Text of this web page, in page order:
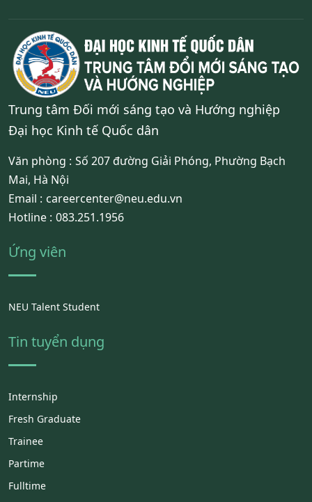
Trung tâm Đối mới sáng tạo và Hướng nghiệp
Đại học Kinh tế Quốc dân
Văn phòng : Số 207 đường Giải Phóng, Phường Bạch
Mai, Hà Nội
Email : careercenter@neu.edu.vn
Hotline : 083.251.1956
Ứng viên
NEU Talent Student
Tin tuyển dụng
Internship
Fresh Graduate
Trainee
Partime
Fulltime